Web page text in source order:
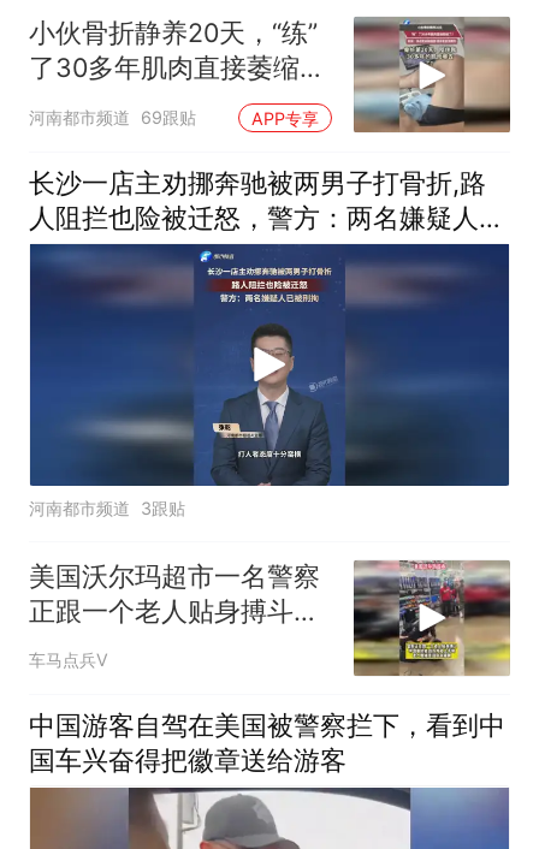
小伙骨折静养20天，“练”
了30多年肌肉直接萎缩
了？网友：存点肌肉和脂
肪 遇事是真顶用的
河南都市频道 69跟贴 APP专享
长沙一店主劝挪奔驰被两男子打骨折,路
人阻拦也险被迁怒，警方：两名嫌疑人已
被刑拘
河南都市频道 3跟贴
美国沃尔玛超市一名警察
正跟一个老人贴身搏斗，
警察最终将其逮捕
车马点兵V
中国游客自驾在美国被警察拦下，看到中
国车兴奋得把徽章送给游客